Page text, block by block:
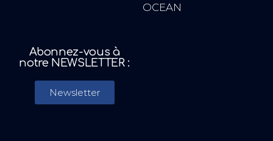
OCEAN
Abonnez-vous à
notre NEWSLETTER :
Newsletter